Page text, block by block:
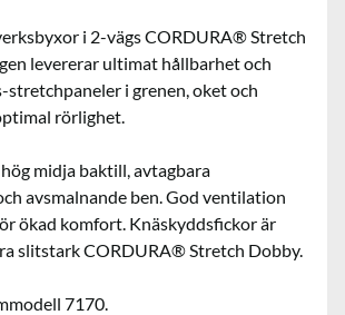
i 2-vägs CORDURA® Stretch
levererar ultimat hållbarhet och
stretchpaneler i grenen, oket och
rörlighet.
midja baktill, avtagbara
avsmalnande ben. God ventilation
ökad komfort. Knäskyddsfickor är
slitstark CORDURA® Stretch Dobby.
7170.